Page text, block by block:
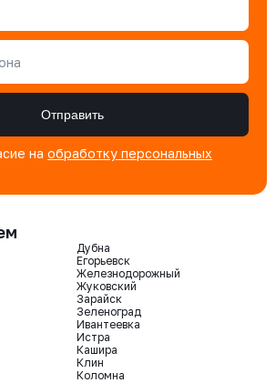
Отправить
на обработку персональных
Дубна
Егорьевск
Железнодорожный
Жуковский
Зарайск
Зеленоград
Ивантеевка
Истра
Кашира
Клин
Коломна